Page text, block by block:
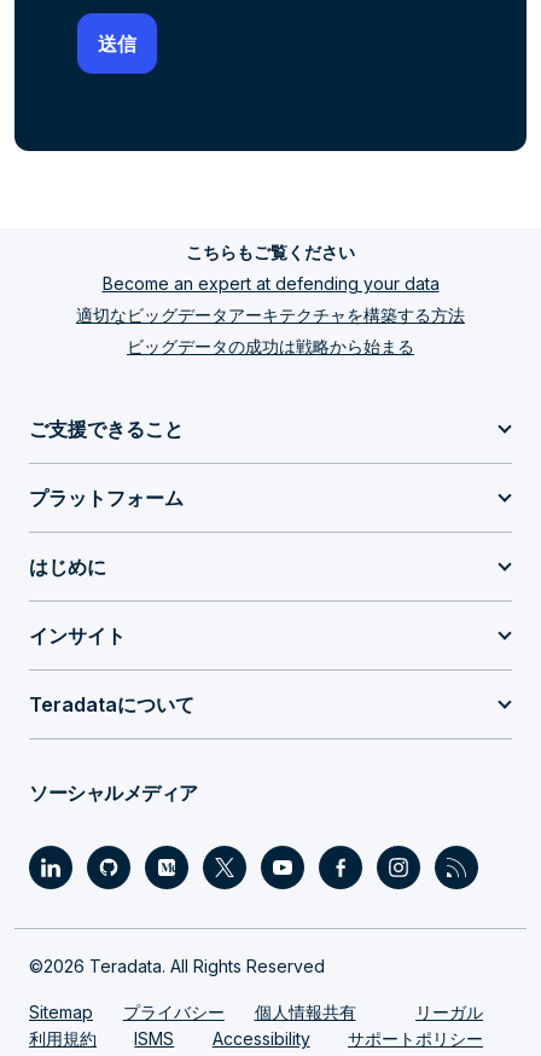
こちらもご覧ください
Become an expert at defending your data
適切なビッグデータアーキテクチャを構築する方法
ビッグデータの成功は戦略から始まる
ご支援できること
プラットフォーム
はじめに
インサイト
Teradataについて
ソーシャルメディア
©2026 Teradata. All Rights Reserved
Sitemap プライバシー 個人情報共有
リーガル
利用規約
ISMS Accessibility サポートポリシー